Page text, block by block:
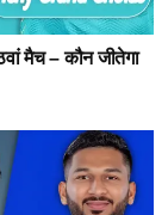
मैच – कौन जीतेगा